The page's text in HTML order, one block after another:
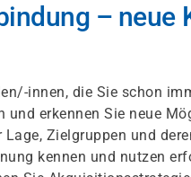
– neue
innen, die Sie schon
und erkennen Sie neue
Zielgruppen und
kennen und nutzen